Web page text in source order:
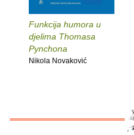
Funkcija humora u
djelima Thomasa
Pynchona
Nikola Novaković